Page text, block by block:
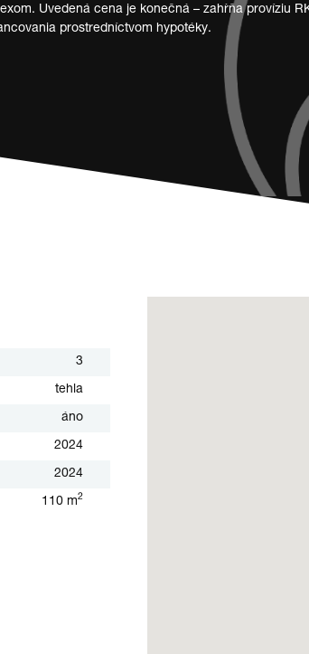
Uvedená cena je konečná – zahŕňa províziu
prostredníctvom hypotéky.
3
tehla
áno
2024
2024
110 m2